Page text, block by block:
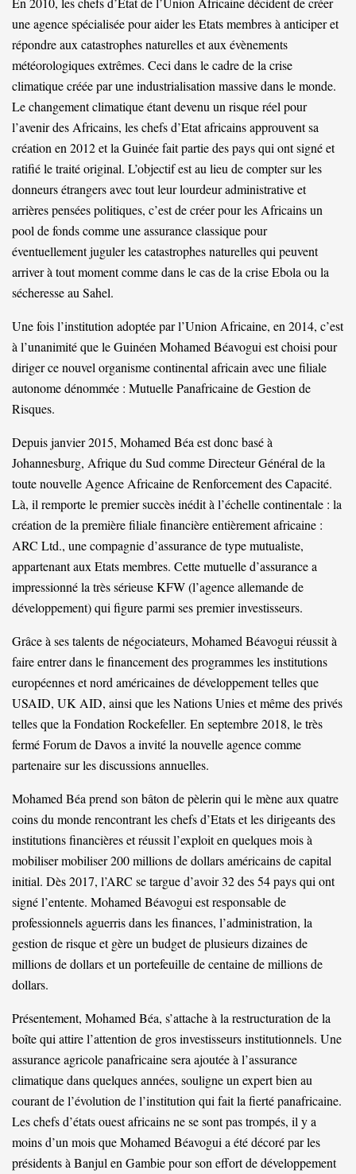
une agence spécialisée pour aider les Etats membres à anticiper et
répondre aux catastrophes naturelles et aux évènements
météorologiques extrêmes. Ceci dans le cadre de la crise
climatique créée par une industrialisation massive dans le monde.
Le changement climatique étant devenu un risque réel pour
l’avenir des Africains, les chefs d’Etat africains approuvent sa
création en 2012 et la Guinée fait partie des pays qui ont signé et
ratifié le traité original. L’objectif est au lieu de compter sur les
donneurs étrangers avec tout leur lourdeur administrative et
arrières pensées politiques, c’est de créer pour les Africains un
pool de fonds comme une assurance classique pour
éventuellement juguler les catastrophes naturelles qui peuvent
arriver à tout moment comme dans le cas de la crise Ebola ou la
sécheresse au Sahel.
Une fois l’institution adoptée par l’Union Africaine, en 2014, c’est
à l’unanimité que le Guinéen Mohamed Béavogui est choisi pour
diriger ce nouvel organisme continental africain avec une filiale
autonome dénommée : Mutuelle Panafricaine de Gestion de
Risques.
Depuis janvier 2015, Mohamed Béa est donc basé à
Johannesburg, Afrique du Sud comme Directeur Général de la
toute nouvelle Agence Africaine de Renforcement des Capacité.
Là, il remporte le premier succès inédit à l’échelle continentale : la
création de la première filiale financière entièrement africaine :
ARC Ltd., une compagnie d’assurance de type mutualiste,
appartenant aux Etats membres. Cette mutuelle d’assurance a
impressionné la très sérieuse KFW (l’agence allemande de
développement) qui figure parmi ses premier investisseurs.
Grâce à ses talents de négociateurs, Mohamed Béavogui réussit à
faire entrer dans le financement des programmes les institutions
européennes et nord américaines de développement telles que
USAID, UK AID, ainsi que les Nations Unies et même des privés
telles que la Fondation Rockefeller. En septembre 2018, le très
fermé Forum de Davos a invité la nouvelle agence comme
partenaire sur les discussions annuelles.
Mohamed Béa prend son bâton de pèlerin qui le mène aux quatre
coins du monde rencontrant les chefs d’Etats et les dirigeants des
institutions financières et réussit l’exploit en quelques mois à
mobiliser mobiliser 200 millions de dollars américains de capital
initial. Dès 2017, l’ARC se targue d’avoir 32 des 54 pays qui ont
signé l’entente. Mohamed Béavogui est responsable de
professionnels aguerris dans les finances, l’administration, la
gestion de risque et gère un budget de plusieurs dizaines de
millions de dollars et un portefeuille de centaine de millions de
dollars.
Présentement, Mohamed Béa, s’attache à la restructuration de la
boîte qui attire l’attention de gros investisseurs institutionnels. Une
assurance agricole panafricaine sera ajoutée à l’assurance
climatique dans quelques années, souligne un expert bien au
courant de l’évolution de l’institution qui fait la fierté panafricaine.
Les chefs d’états ouest africains ne se sont pas trompés, il y a
moins d’un mois que Mohamed Béavogui a été décoré par les
présidents à Banjul en Gambie pour son effort de développement